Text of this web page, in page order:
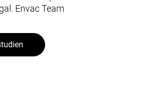
Envac Team